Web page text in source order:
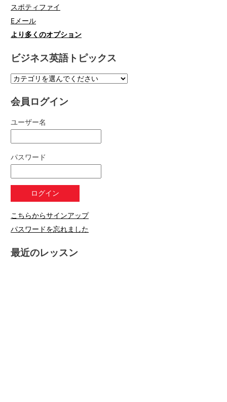
スポティファイ
Eメール
より多くのオプション
ビジネス英語トピックス
会員ログイン
ユーザー名
パスワード
こちらからサインアップ
パスワードを忘れました
最近のレッスン